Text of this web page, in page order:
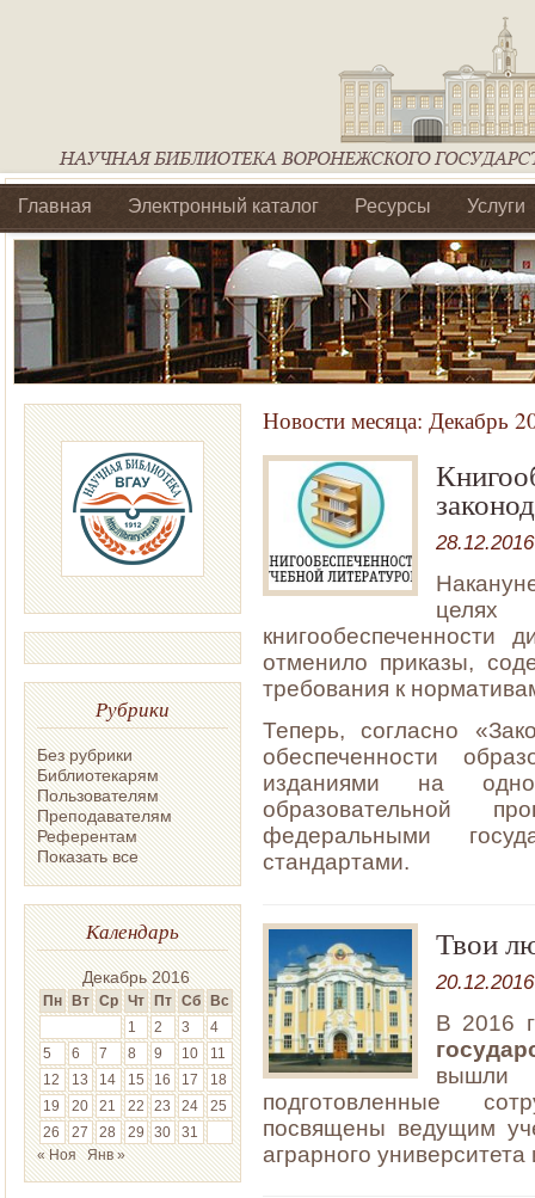
Главная Электронный каталог Ресурсы Услуги
Библиотеки регионального отделения Ассоциации
Рубрики
Без рубрики
Библиотекарям
Пользователям
Преподавателям
Референтам
Показать все
Календарь
Декабрь 2016
Пн Вт Ср Чт Пт Сб Вс
1
2 3
4
5
6 7 8 9 10
11
12
13 14 15 16 17
18
19
20 21 22 23 24
25
26
27 28 29 30
31
« Ноя
Янв »
Новости месяца: Декабрь
28.12.2016
целях
книгообеспеченности
отменило приказы,
требования к
Теперь, согласно
обеспеченности
изданиями на
образовательной
федеральными
стандартами.
Твои
20.12.2016
В 2016
вышли
подготовленные
посвящены ведущим
аграрного